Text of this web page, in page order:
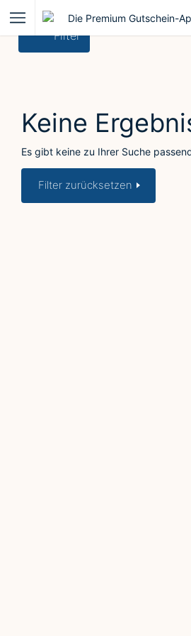
Filter
Keine
Es gibt keine zu Ihrer Suche
Filter zurücksetzen